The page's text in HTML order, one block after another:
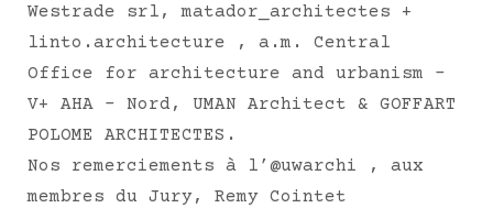
Westrade srl , matador_architectes +
linto.architecture , a.m. Central
Office for architecture and urbanism –
V+ AHA – Nord, UMAN Architect & GOFFART
POLOME ARCHITECTES.
Nos remerciements à l’@uwarchi , aux
membres du Jury, Remy Cointet